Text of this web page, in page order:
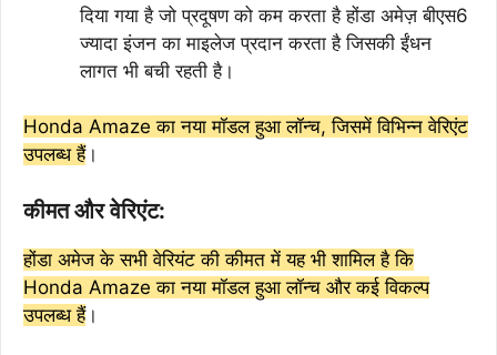
दिया गया है जो प्रदूषण को कम करता है होंडा अमेज़ बीएस6
ज्यादा इंजन का माइलेज प्रदान करता है जिसकी ईंधन
लागत भी बची रहती है।
Honda Amaze का नया मॉडल हुआ लॉन्च, जिसमें विभिन्न वेरिएंट
उपलब्ध हैं।
कीमत और वेरिएंट:
होंडा अमेज के सभी वेरियंट की कीमत में यह भी शामिल है कि
Honda Amaze का नया मॉडल हुआ लॉन्च और कई विकल्प
उपलब्ध हैं।